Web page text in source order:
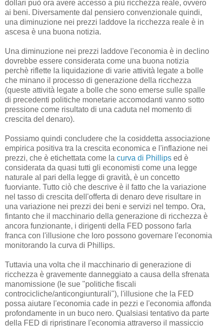
dollari può ora avere accesso a più ricchezza reale, ovvero
ai beni. Diversamente dal pensiero convenzionale quindi,
una diminuzione nei prezzi laddove la ricchezza reale è in
ascesa è una buona notizia.
Una diminuzione nei prezzi laddove l'economia è in declino
dovrebbe essere considerata come una buona notizia
perchè riflette la liquidazione di varie attività legate a bolle
che minano il processo di generazione della ricchezza
(queste attività legate a bolle che sono emerse sulle spalle
di precedenti politiche monetarie accomodanti vanno sotto
pressione come risultato di una caduta nel momento di
crescita del denaro).
Possiamo quindi concludere che la cosiddetta associazione
empirica positiva tra la crescita economica e l'inflazione nei
prezzi, che è etichettata come la curva di Phillips ed è
considerata da quasi tutti gli economisti come una legge
naturale al pari della legge di gravità, è un concetto
fuorviante. Tutto ciò che descrive è il fatto che la variazione
nel tasso di crescita dell'offerta di denaro deve risultare in
una variazione nei prezzi dei beni e servizi nel tempo. Ora,
fintanto che il macchinario della generazione di ricchezza è
ancora funzionante, i dirigenti della FED possono farla
franca con l'illusione che loro possono governare l'economia
monitorando la curva di Phillips.
Tuttavia una volta che il macchinario di generazione di
ricchezza è gravemente danneggiato a causa della sfrenata
manomissione (le sue "politiche fiscali
controcicliche/anticongiunturali"), l'illusione che la FED
possa aiutare l'economia cade in pezzi e l'economia affonda
profondamente in un buco nero. Qualsiasi tentativo da parte
della FED di ripristinare l'economia attraverso il massiccio